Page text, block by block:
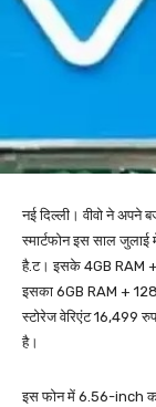
नई दिल्ली। वीवो ने
स्मार्टफोन इस साल
है.ट। इसके 4GB RAM +
इसका 6GB RAM +
स्टोरेज वेरिएंट 16,499
है।
इस फोन में 6.56-inch का